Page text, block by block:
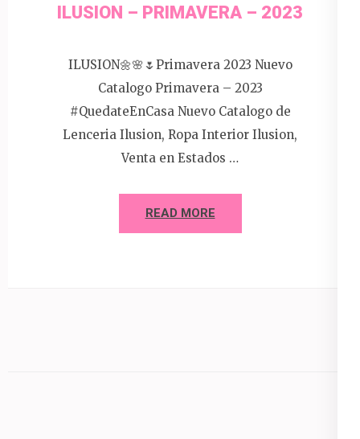
ILUSION – PRIMAVERA – 2023
ILUSION🌼🌸🌷Primavera 2023 Nuevo
Catalogo Primavera – 2023
#QuedateEnCasa Nuevo Catalogo de
Lenceria Ilusion, Ropa Interior Ilusion,
Venta en Estados …
READ MORE